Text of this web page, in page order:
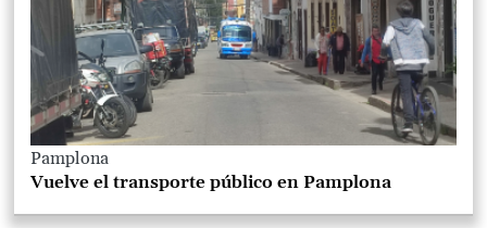
Pamplona
Vuelve el transporte público en Pamplona